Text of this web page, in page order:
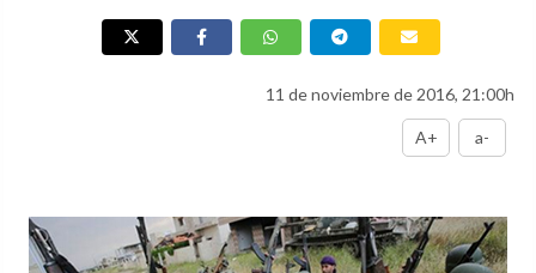
11 de noviembre de 2016, 21:00h
A+ a-